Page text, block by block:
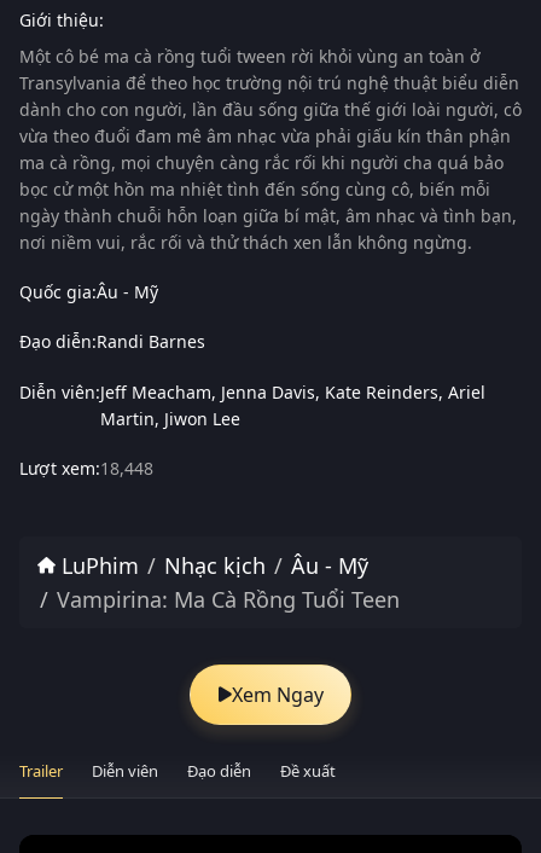
Giới thiệu:
Một cô bé ma cà rồng tuổi tween rời khỏi vùng an toàn ở
Transylvania để theo học trường nội trú nghệ thuật biểu diễn
dành cho con người, lần đầu sống giữa thế giới loài người, cô
vừa theo đuổi đam mê âm nhạc vừa phải giấu kín thân phận
ma cà rồng, mọi chuyện càng rắc rối khi người cha quá bảo
bọc cử một hồn ma nhiệt tình đến sống cùng cô, biến mỗi
ngày thành chuỗi hỗn loạn giữa bí mật, âm nhạc và tình bạn,
nơi niềm vui, rắc rối và thử thách xen lẫn không ngừng.
Quốc gia:Âu - Mỹ
Đạo diễn:Randi Barnes
Diễn viên:Jeff Meacham Jenna Davis Kate Reinders Ariel
Martin Jiwon Lee
Lượt xem:18,448
LuPhim Nhạc kịch
Âu - Mỹ
Vampirina: Ma Cà Rồng Tuổi Teen
Xem Ngay
Trailer Diễn viên Đạo diễn Đề xuất